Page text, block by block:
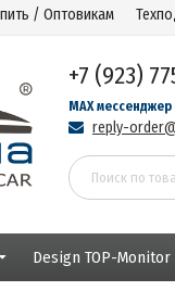
/ Оптовикам
+7 (923)
MAX мессенджер
reply-
Design TOP-Monitor